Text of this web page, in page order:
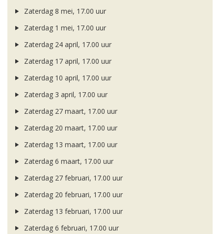
Zaterdag 8 mei, 17.00 uur
Zaterdag 1 mei, 17.00 uur
Zaterdag 24 april, 17.00 uur
Zaterdag 17 april, 17.00 uur
Zaterdag 10 april, 17.00 uur
Zaterdag 3 april, 17.00 uur
Zaterdag 27 maart, 17.00 uur
Zaterdag 20 maart, 17.00 uur
Zaterdag 13 maart, 17.00 uur
Zaterdag 6 maart, 17.00 uur
Zaterdag 27 februari, 17.00 uur
Zaterdag 20 februari, 17.00 uur
Zaterdag 13 februari, 17.00 uur
Zaterdag 6 februari, 17.00 uur